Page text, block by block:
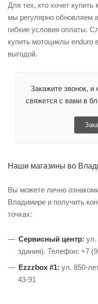
Для тех, кто хочет
мы регулярно обновляем
гибкие условия оплаты.
купить мотоциклы
выгодой.
Закажите звонок,
свяжется с вами в
Наши магазины во
Вы можете лично
Владимире и получить
точках:
Сервисный центр: ул.
здания). Телефон: +7
Ezzzbox #1: ул. 850-
43-91